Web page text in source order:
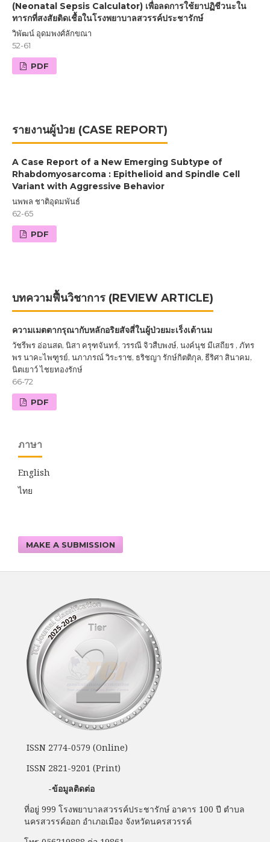
(Neonatal Sepsis Calculator) เพื่อลดการใช้ยาปฏิชีวนะใน
ทารกที่สงสัยติดเชื้อในโรงพยาบาลสวรรค์ประชารักษ์
วิพัฒน์ อุดมพงศ์ลักขณา
52-61
PDF
รายงานผู้ป่วย (CASE REPORT)
A Case Report of a New Emerging Subtype of
Rhabdomyosarcoma : Epithelioid and Spindle Cell
Variant with Aggressive Behavior
นพพล ชาติอุดมพันธ์
62-65
PDF
บทความฟื้นวิชาการ (REVIEW ARTICLE)
ความเมตตากรุณากับหลักอริยสัจสี่ในผู้ป่วยมะเร็งเต้านม
วัชรีพร อ่อนสด, นิสา ครุฑจันทร์, วรรณี จิวสืบพงษ์, นงค์นุช มีเสถียร , ภัทร
พร นาคะไพฑูรย์, นภาภรณ์ วิระราช, ธริชญา รักษ์กิตติกุล, ธีริศา สินาคม,
นิตเยาว์ ไชยทองรักษ์
66-72
PDF
ภาษา
English
ไทย
MAKE A SUBMISSION
ISSN 2774-0579 (Online)
ISSN 2821-9201 (Print)
-ข้อมูลติดต่อ
ที่อยู่ 999 โรงพยาบาลสวรรค์ประชารักษ์ อาคาร 100 ปี ตำบล
นครสวรรค์ออก อำเภอเมือง จังหวัดนครสวรรค์